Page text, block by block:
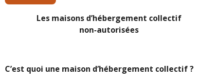
Les maisons d’hébergement collectif
non-autorisées
C’est quoi une maison d’hébergement collectif ?